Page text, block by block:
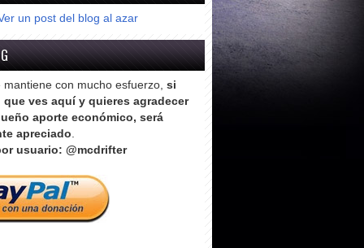
un post del blog al azar
mantiene con mucho esfuerzo, si
ves aquí y quieres agradecer
aporte económico, será
apreciado.
usuario: @mcdrifter